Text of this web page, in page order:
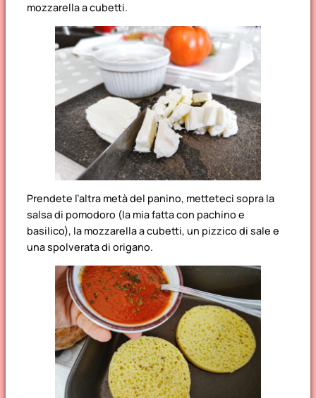
mozzarella a cubetti.
Prendete l’altra metà del panino, metteteci sopra la
salsa di pomodoro (la mia fatta con pachino e
basilico), la mozzarella a cubetti, un pizzico di sale e
una spolverata di origano.